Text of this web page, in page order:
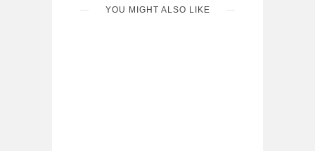
YOU MIGHT ALSO LIKE